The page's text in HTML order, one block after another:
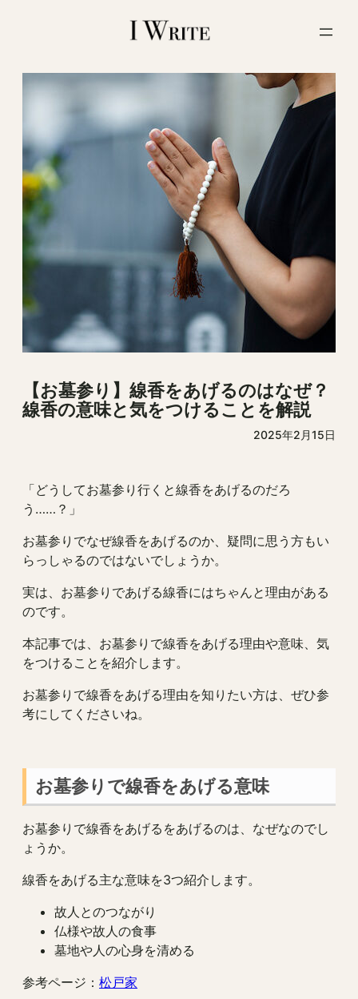
【お墓参り】線香をあげるのはなぜ？
線香の意味と気をつけることを解説
2025年2月15日
「どうしてお墓参り行くと線香をあげるのだろ
う……？」
お墓参りでなぜ線香をあげるのか、疑問に思う方もい
らっしゃるのではないでしょうか。
実は、お墓参りであげる線香にはちゃんと理由がある
のです。
本記事では、お墓参りで線香をあげる理由や意味、気
をつけることを紹介します。
お墓参りで線香をあげる理由を知りたい方は、ぜひ参
考にしてくださいね。
お墓参りで線香をあげる意味
お墓参りで線香をあげるをあげるのは、なぜなのでし
ょうか。
線香をあげる主な意味を3つ紹介します。
故人とのつながり
仏様や故人の食事
墓地や人の心身を清める
参考ページ： 松戸家